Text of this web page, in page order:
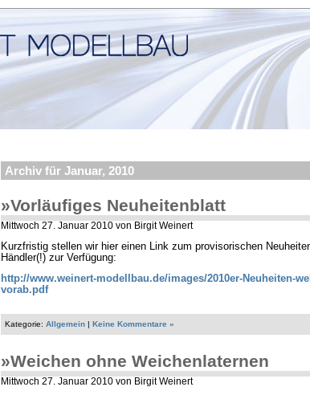
Archiv für Januar, 2010
»Vorläufiges Neuheitenblatt
Mittwoch 27. Januar 2010 von Birgit Weinert
Kurzfristig stellen wir hier einen Link zum provisorischen
Händler(!) zur Verfügung:
http://www.weinert-modellbau.de/images/2010er-Neuheiten-
vorab.pdf
Kategorie: Allgemein Keine Kommentare »
»Weichen ohne Weichenlaternen
Mittwoch 27. Januar 2010 von Birgit Weinert